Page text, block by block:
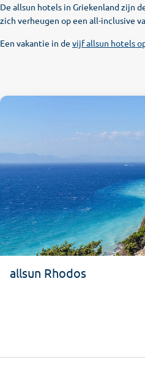
De allsun hotels in Griekenland zijn
zich verheugen op een all-inclusive
Een vakantie in de vijf allsun hotels
allsun Rhodos